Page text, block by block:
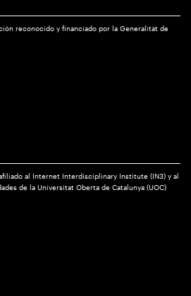
reconocido y financiado por la Generalitat de
al Internet Interdisciplinary Institute (IN3) y al
de la Universitat Oberta de Catalunya (UOC)